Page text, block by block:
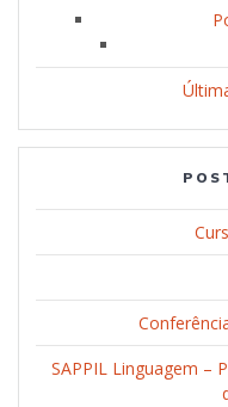
SAPPIL Linguagem –